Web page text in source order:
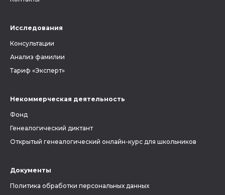
Исследования
Консультации
Анализ фамилии
Тариф «Эксперт»
Некоммерческая деятельность
Фонд
Генеалогический диктант
Открытый генеалогический онлайн-курс для школьников
Документы
Политика обработки персональных данных